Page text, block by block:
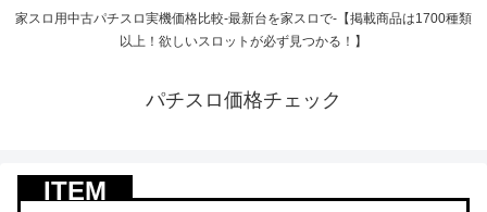
家スロ用中古パチスロ実機価格比較-最新台を家スロで-【掲載商品は1700種類
以上！欲しいスロットが必ず見つかる！】
パチスロ価格チェック